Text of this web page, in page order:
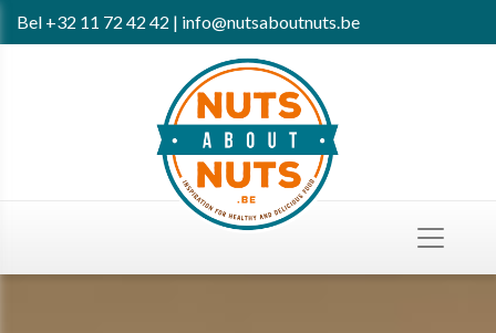
Bel +32 11 72 42 42 | info@nutsaboutnuts.be